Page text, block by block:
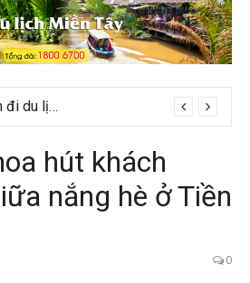
Du lịch
Miền Tây
Cuối năm có nên đi du lịch Phú Quốc không?
tour du lịch Tây Bắc 5 ngày 4 đêm giá hời
hút khách
nắng hè ở Tiền
0